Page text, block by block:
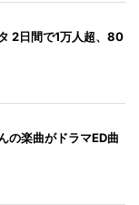
2日間で1万人超、80
の楽曲がドラマED曲